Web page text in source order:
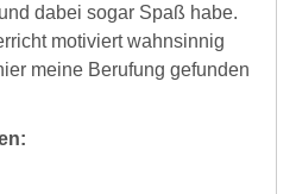
dabei sogar Spaß habe.
motiviert wahnsinnig
meine Berufung gefunden